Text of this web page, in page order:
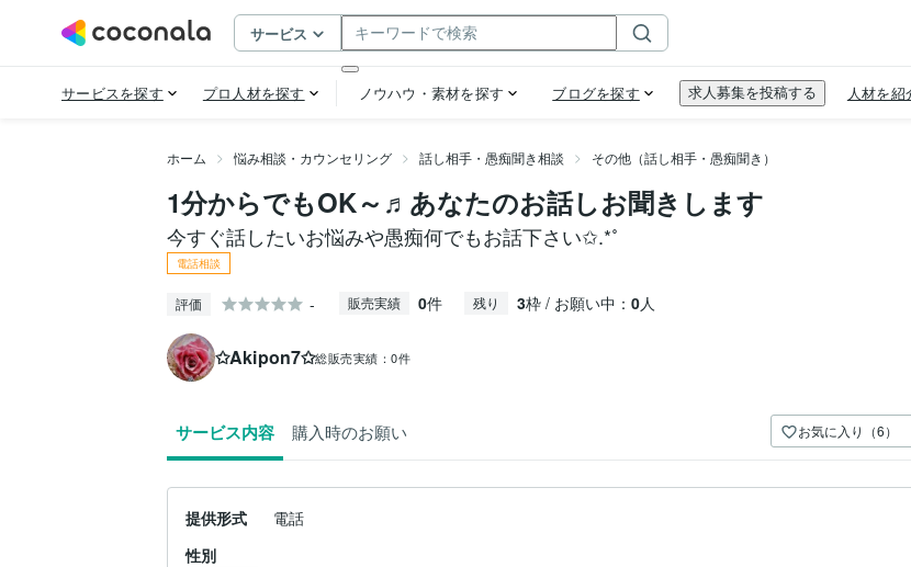
ホーム 悩み相談・カウンセリング 話し相手・愚痴聞き相談 その他（話し相手・愚痴聞き）
1分からでもOK～♬あなたのお話しお聞きします
今すぐ話したいお悩みや愚痴何でもお話下さい✩.*˚
電話相談
評価 - 販売実績 0件 残り 3枠 / お願い中： 0人
✩Akipon7✩総販売実績：0件
サービス内容 購入時のお願い お気に入り（6）
提供形式
電話
性別